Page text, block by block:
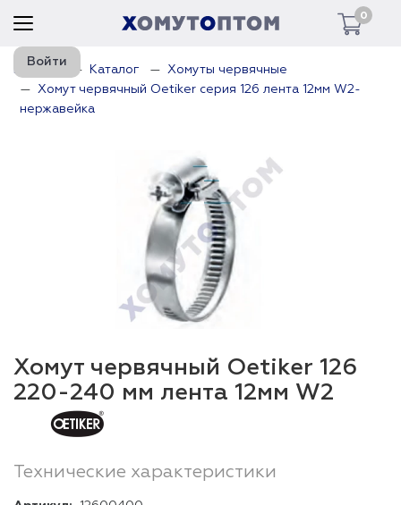
0
Войти
Главная Каталог
Хомуты червячные
Хомут червячный Oetiker серия 126 лента 12мм W2-
нержавейка
Хомут червячный Oetiker 126
220-240 мм лента 12мм W2
Технические характеристики